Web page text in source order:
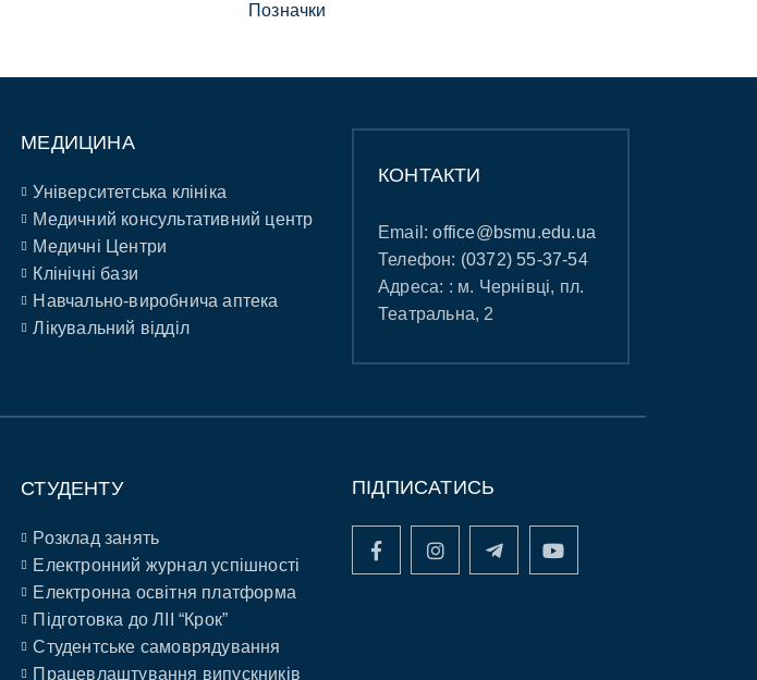
Позначки
МЕДИЦИНА
Університетська клініка
Медичний консультативний центр
Медичні Центри
Клінічні бази
Навчально-виробнича аптека
Лікувальний відділ
КОНТАКТИ
Email:office@bsmu.edu.ua
Телефон: (0372) 55-37-54
Адреса: : м. Чернівці, пл.
Театральна, 2
СТУДЕНТУ
Розклад занять
Електронний журнал успішності
Електронна освітня платформа
Підготовка до ЛІІ “Крок”
Студентське самоврядування
Працевлаштування випускників
ПІДПИСАТИСЬ